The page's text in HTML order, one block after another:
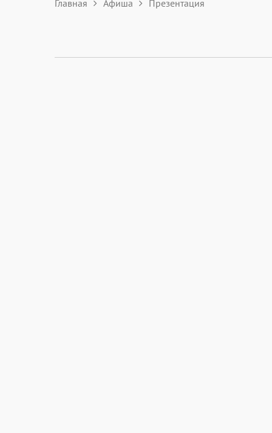
Главная Афиша Презентация